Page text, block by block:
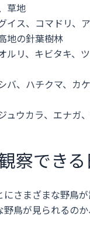
草地
イス、コマドリ、
地の針葉樹林
ルリ、キビタキ、
バ、ハチクマ、カ
ュウカラ、エナガ
察でき
にさまざまな野鳥
鳥が見られるの